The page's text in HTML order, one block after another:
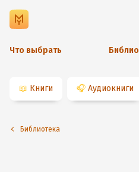
Что выбрать
📖 Книги 🎧 Аудиокниги
Библиотека